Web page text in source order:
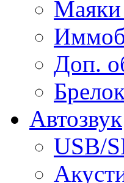
Маяки
Доп.
Автозвук
USB/